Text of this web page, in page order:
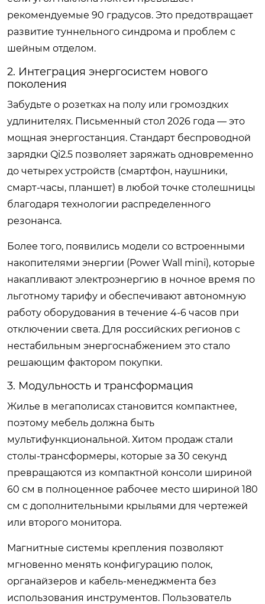
рекомендуемые 90 градусов. Это предотвращает
развитие туннельного синдрома и проблем с
шейным отделом.
2. Интеграция энергосистем нового
поколения
Забудьте о розетках на полу или громоздких
удлинителях. Письменный стол 2026 года — это
мощная энергостанция. Стандарт беспроводной
зарядки Qi2.5 позволяет заряжать одновременно
до четырех устройств (смартфон, наушники,
смарт-часы, планшет) в любой точке столешницы
благодаря технологии распределенного
резонанса.
Более того, появились модели со встроенными
накопителями энергии (Power Wall mini), которые
накапливают электроэнергию в ночное время по
льготному тарифу и обеспечивают автономную
работу оборудования в течение 4-6 часов при
отключении света. Для российских регионов с
нестабильным энергоснабжением это стало
решающим фактором покупки.
3. Модульность и трансформация
Жилье в мегаполисах становится компактнее,
поэтому мебель должна быть
мультифункциональной. Хитом продаж стали
столы-трансформеры, которые за 30 секунд
превращаются из компактной консоли шириной
60 см в полноценное рабочее место шириной 180
см с дополнительными крыльями для чертежей
или второго монитора.
Магнитные системы крепления позволяют
мгновенно менять конфигурацию полок,
органайзеров и кабель-менеджмента без
использования инструментов. Пользователь